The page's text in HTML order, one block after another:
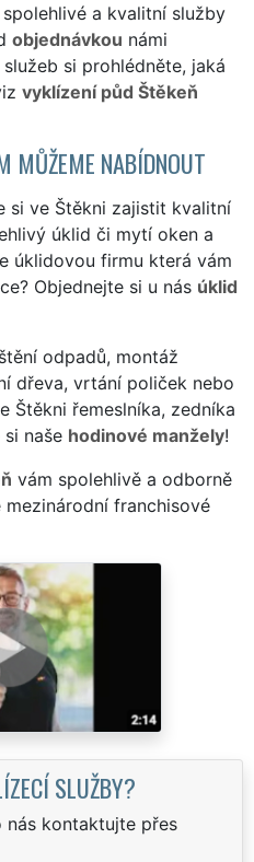
a kvalitní služby
objednávkou námi
si prohlédněte, jaká
vyklízení půd Štěkeň
MŮŽEME NABÍDNOUT
si ve Štěkni zajistit kvalitní
úklid či mytí oken a
úklidovou firmu která vám
Objednejte si u nás úklid
odpadů, montáž
dřeva, vrtání poliček nebo
Štěkni řemeslníka, zedníka
naše hodinové manžely!
vám spolehlivě a odborně
franchisové
SLUŽBY?
kontaktujte přes